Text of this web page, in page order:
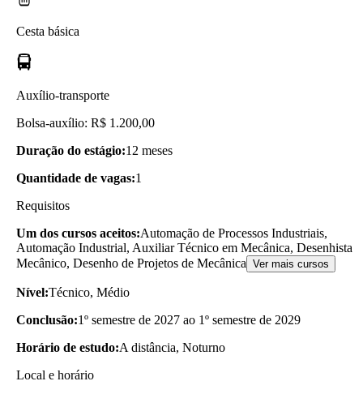
Cesta básica
Auxílio-transporte
Bolsa-auxílio: R$ 1.200,00
Duração do estágio:12 meses
Quantidade de vagas:1
Requisitos
Um dos cursos aceitos:Automação de Processos Industriais,
Automação Industrial, Auxiliar Técnico em Mecânica, Desenhista
Mecânico, Desenho de Projetos de Mecânica Ver mais cursos
Nível:Técnico, Médio
Conclusão:1º semestre de 2027 ao 1º semestre de 2029
Horário de estudo:A distância, Noturno
Local e horário